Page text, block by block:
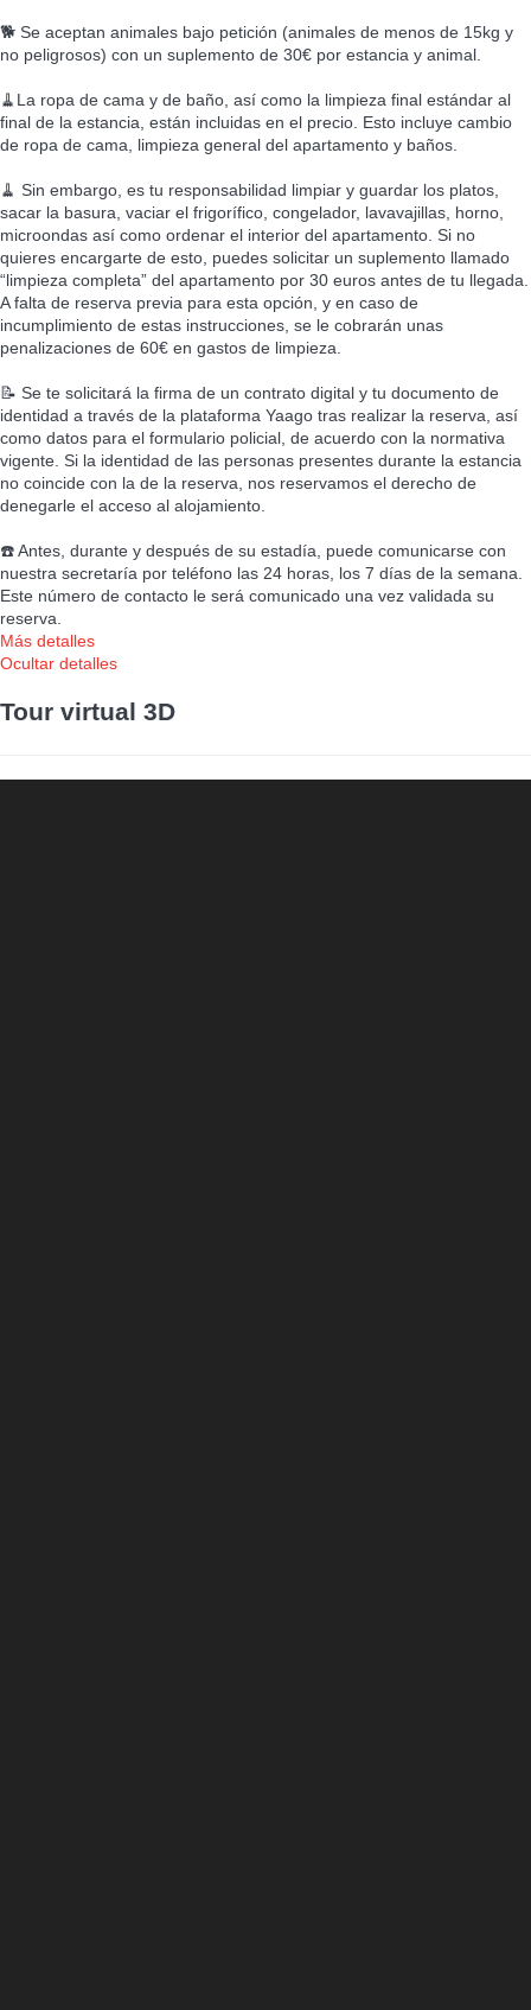
🐕 Se aceptan animales bajo petición (animales de menos de 15kg y
no peligrosos) con un suplemento de 30€ por estancia y animal.
🧹La ropa de cama y de baño, así como la limpieza final estándar al
final de la estancia, están incluidas en el precio. Esto incluye cambio
de ropa de cama, limpieza general del apartamento y baños.
🧹 Sin embargo, es tu responsabilidad limpiar y guardar los platos,
sacar la basura, vaciar el frigorífico, congelador, lavavajillas, horno,
microondas así como ordenar el interior del apartamento. Si no
quieres encargarte de esto, puedes solicitar un suplemento llamado
“limpieza completa” del apartamento por 30 euros antes de tu llegada.
A falta de reserva previa para esta opción, y en caso de
incumplimiento de estas instrucciones, se le cobrarán unas
penalizaciones de 60€ en gastos de limpieza.
📝 Se te solicitará la firma de un contrato digital y tu documento de
identidad a través de la plataforma Yaago tras realizar la reserva, así
como datos para el formulario policial, de acuerdo con la normativa
vigente. Si la identidad de las personas presentes durante la estancia
no coincide con la de la reserva, nos reservamos el derecho de
denegarle el acceso al alojamiento.
☎️ Antes, durante y después de su estadía, puede comunicarse con
nuestra secretaría por teléfono las 24 horas, los 7 días de la semana.
Este número de contacto le será comunicado una vez validada su
reserva.
Más detalles
Ocultar detalles
Tour virtual 3D